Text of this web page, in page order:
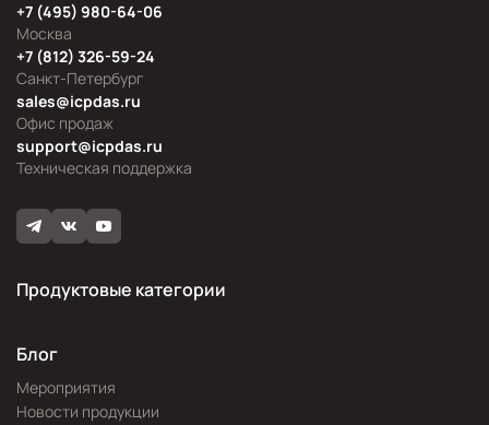
Москва
+7 (495) 980-64-06
Офис продаж
sales@icpdas.ru
Санкт-Петербург
+7 (812) 326-59-24
Техническая поддержка
support@icpdas.ru
Продуктовые категории
Блог
Мероприятия
Новости продукции